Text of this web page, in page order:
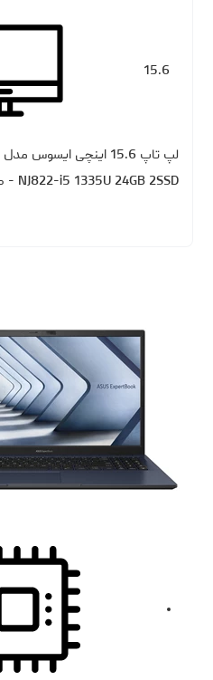
15.6
NJ822-i5 1335U 24GB 2SSD - کاستوم شده